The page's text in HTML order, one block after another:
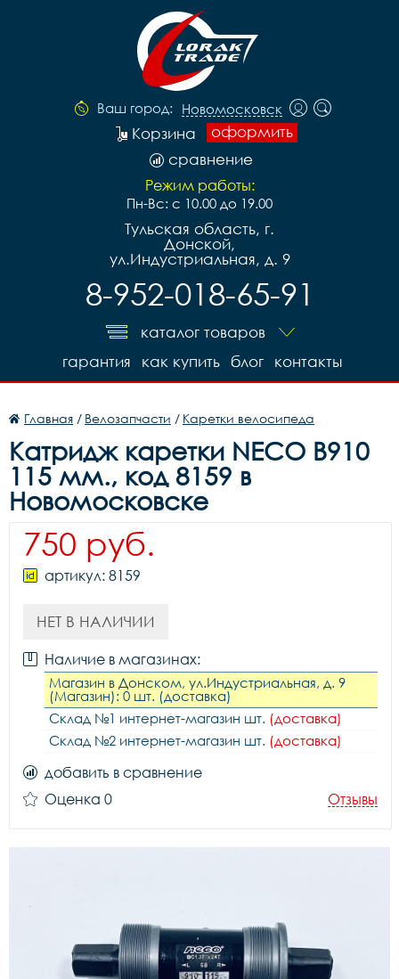
Ваш город: Новомосковск
оформить
Корзина
сравнение
Режим работы:
Пн-Вс: с 10.00 до 19.00
Тульская область, г.
Донской,
ул.Индустриальная, д. 9
8-952-018-65-91
каталог товаров
контакты
блог
как купить
гарантия
Главная / Велозапчасти / Каретки велосипеда
Катридж каретки NECO B910
115 мм., код 8159 в
Новомосковске
750 руб.
артикул: 8159
НЕТ В НАЛИЧИИ
Наличие в магазинах:
Магазин в Донском, ул.Индустриальная, д. 9
(Магазин): 0 шт. (доставка)
Склад №1 интернет-магазин шт. (доставка)
Склад №2 интернет-магазин шт. (доставка)
добавить в сравнение
Оценка 0
Отзывы